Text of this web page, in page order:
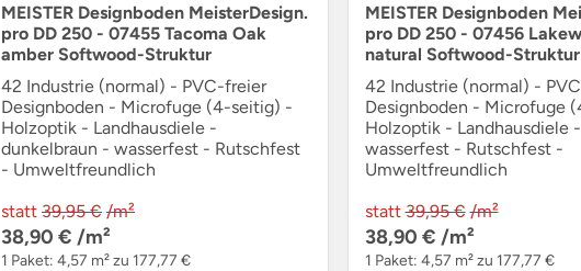
MEISTER Designboden MeisterDesign.
pro DD 250 - 07455 Tacoma Oak
amber Softwood-Struktur
42 Industrie (normal) - PVC-freier
Designboden - Microfuge (4-seitig) -
Holzoptik - Landhausdiele -
dunkelbraun - wasserfest - Rutschfest
- Umweltfreundlich
statt 39,95 € /m²
38,90 € /m²
1 Paket: 4,57 m² zu 177,77 €
MEISTER Designboden
pro DD 250 - 07456
natural Softwood-Struktur
42 Industrie (normal) -
Designboden - Microfuge
Holzoptik - Landhausdiele
wasserfest - Rutschfest -
Umweltfreundlich
statt 39,95 € /m²
38,90 € /m²
1 Paket: 4,57 m² zu 177,77 €